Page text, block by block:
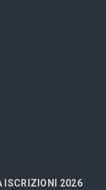
ISCRIZIONI 2026